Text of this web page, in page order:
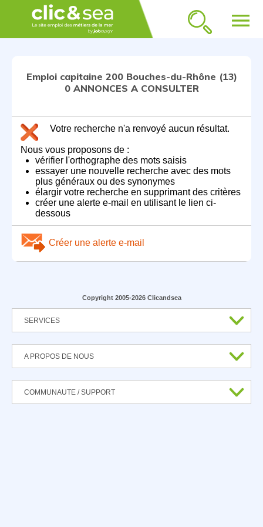
menu
Emploi capitaine 200 Bouches-du-Rhône (13)
0 ANNONCES A CONSULTER
Votre recherche n'a renvoyé aucun résultat.
Nous vous proposons de :
vérifier l'orthographe des mots saisis
essayer une nouvelle recherche avec des mots
plus généraux ou des synonymes
élargir votre recherche en supprimant des critères
créer une alerte e-mail en utilisant le lien ci-
dessous
Créer une alerte e-mail
Copyright 2005-2026 Clicandsea
SERVICES
A PROPOS DE NOUS
COMMUNAUTE / SUPPORT